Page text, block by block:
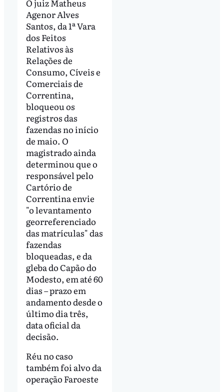
O juiz Matheus
Agenor Alves
Santos, da 1ª Vara
dos Feitos
Relativos às
Relações de
Consumo, Cíveis e
Comerciais de
Correntina,
bloqueou os
registros das
fazendas no início
de maio. O
magistrado ainda
determinou que o
responsável pelo
Cartório de
Correntina envie
"o levantamento
georreferenciado
das matrículas" das
fazendas
bloqueadas, e da
gleba do Capão do
Modesto, em até 60
dias – prazo em
andamento desde o
último dia três,
data oficial da
decisão.
Réu no caso
também foi alvo da
operação Faroeste